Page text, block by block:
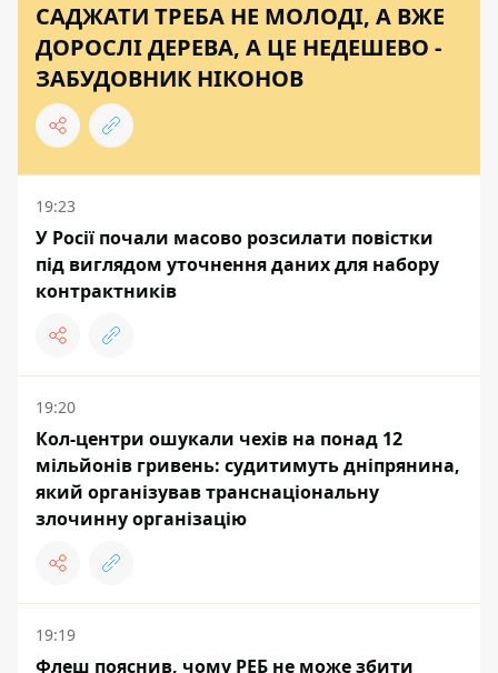
САДЖАТИ ТРЕБА НЕ МОЛОДІ, А ВЖЕ
ДОРОСЛІ ДЕРЕВА, А ЦЕ НЕДЕШЕВО -
ЗАБУДОВНИК НІКОНОВ
19:23
У Росії почали масово розсилати повістки
під виглядом уточнення даних для набору
контрактників
19:20
Кол-центри ошукали чехів на понад 12
мільйонів гривень: судитимуть дніпрянина,
який організував транснаціональну
злочинну організацію
19:19
Флеш пояснив, чому РЕБ не може збити